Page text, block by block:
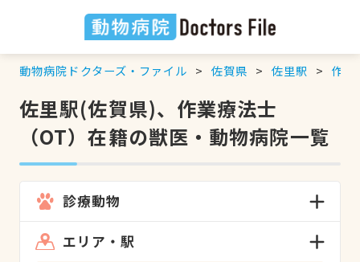
動物病院ドクターズ・ファイル 佐賀県 佐里駅 作業
佐里駅(佐賀県)、作業療法士
（OT）在籍の獣医・動物病院一覧
診療動物
エリア・駅